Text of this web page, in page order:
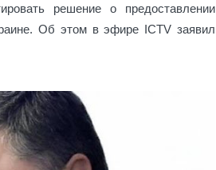
решение о предоставлении
Об этом в эфире ICTV заявил